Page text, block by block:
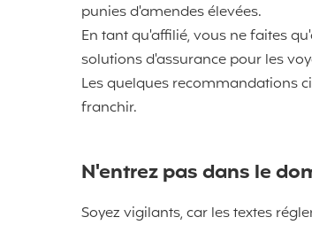
punies d'amendes élevées.
En tant qu'affilié, vous ne faites
solutions d'assurance pour les
Les quelques recommandations
franchir.
N'entrez pas dans le
Soyez vigilants, car les textes